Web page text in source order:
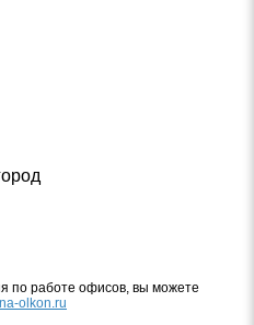
по работе офисов, вы можете
olkon.ru